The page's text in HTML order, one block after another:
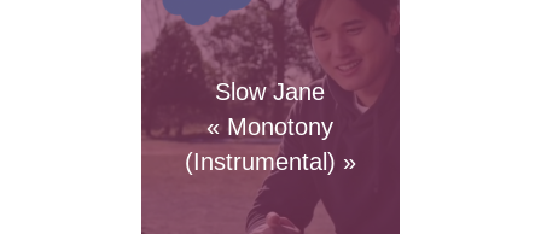
Slow Jane
« Monotony
(Instrumental) »